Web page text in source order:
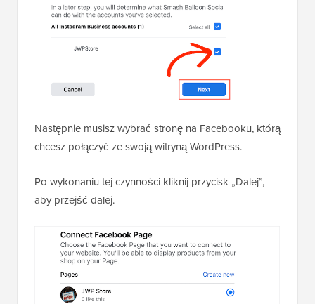
Następnie musisz wybrać stronę na Facebooku, którą
chcesz połączyć ze swoją witryną WordPress.
Po wykonaniu tej czynności kliknij przycisk „Dalej”,
aby przejść dalej.